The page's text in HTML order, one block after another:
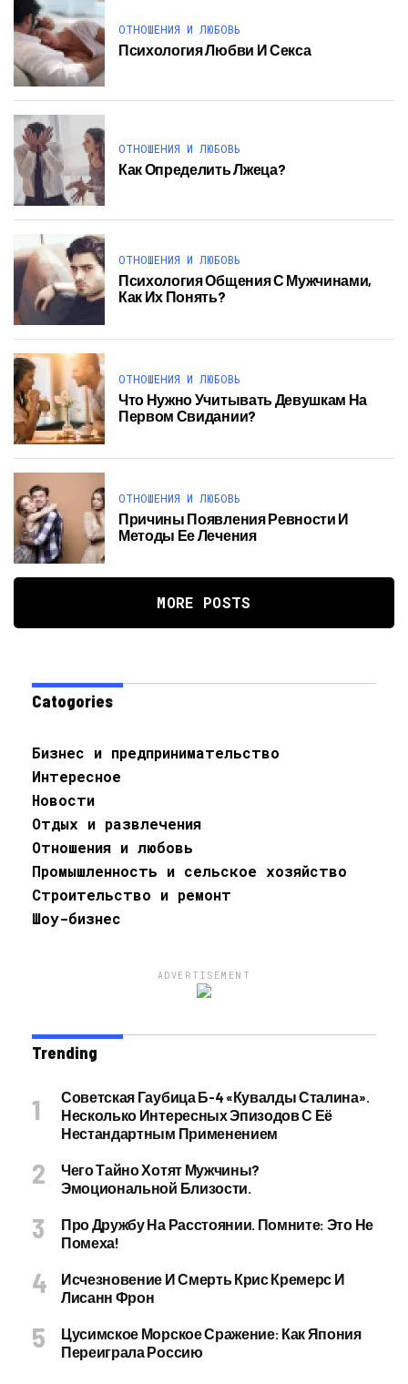
ОТНОШЕНИЯ И ЛЮБОВЬ
Психология Любви И Секса
ОТНОШЕНИЯ И ЛЮБОВЬ
Как Определить Лжеца?
ОТНОШЕНИЯ И ЛЮБОВЬ
Психология Общения С Мужчинами,
Как Их Понять?
ОТНОШЕНИЯ И ЛЮБОВЬ
Что Нужно Учитывать Девушкам На
Первом Свидании?
ОТНОШЕНИЯ И ЛЮБОВЬ
Причины Появления Ревности И
Методы Ее Лечения
MORE POSTS
Catogories
Бизнес и предпринимательство
Интересное
Новости
Отдых и развлечения
Отношения и любовь
Промышленность и сельское хозяйство
Строительство и ремонт
Шоу-бизнес
ADVERTISEMENT
Trending
Советская Гаубица Б-4 «Кувалды Сталина».
Несколько Интересных Эпизодов С Её
Нестандартным Применением
Чего Тайно Хотят Мужчины?
Эмоциональной Близости.
Про Дружбу На Расстоянии. Помните: Это Не
Помеха!
Исчезновение И Смерть Крис Кремерс И
Лисанн Фрон
Цусимское Морское Сражение: Как Япония
Переиграла Россию